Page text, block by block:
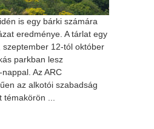
is egy bárki számára
eredménye. A tárlat egy
szeptember 12-tól október
parkban lesz
Az ARC
az alkotói szabadság
...